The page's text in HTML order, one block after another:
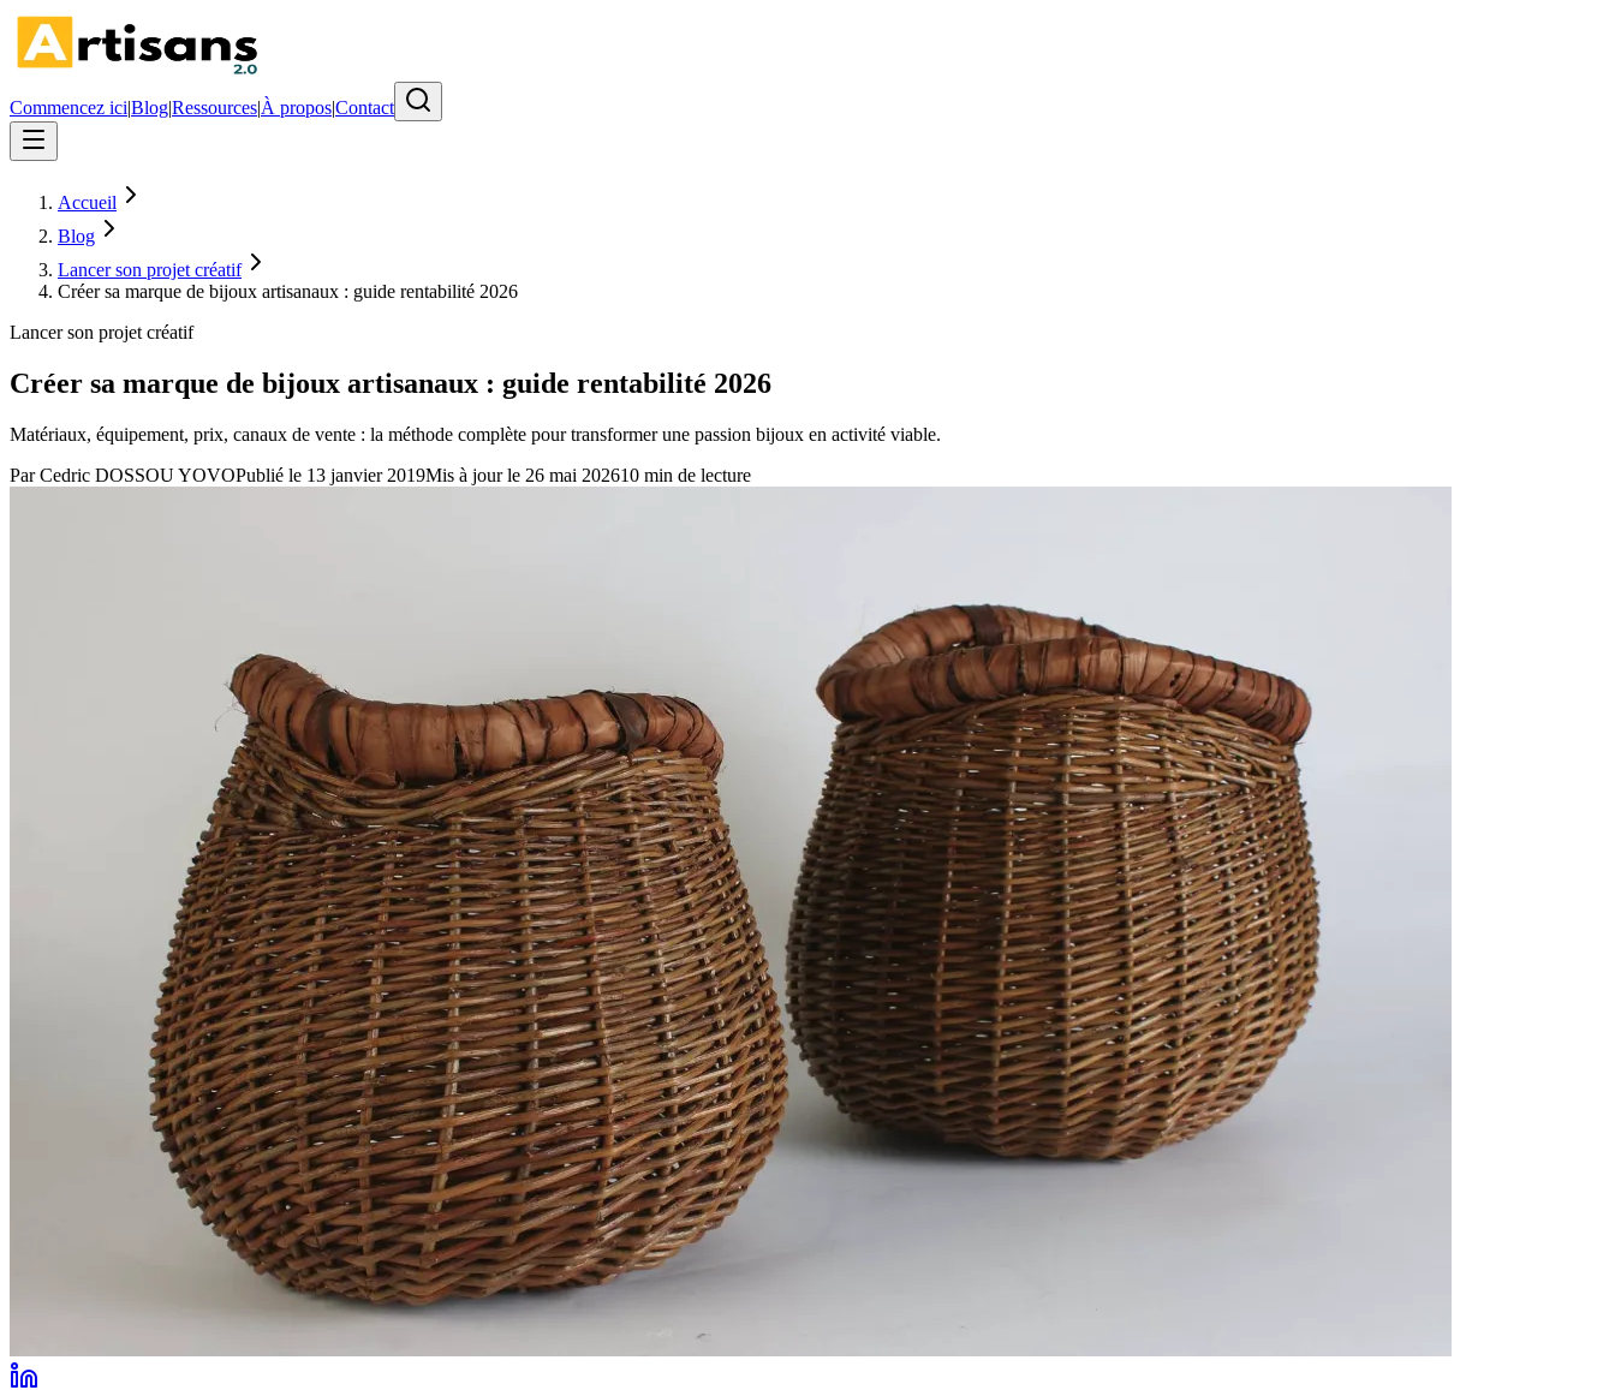
Commencez ici|Blog|Ressources|À propos|Contact
Accueil
Blog
Lancer son projet créatif
Créer sa marque de bijoux artisanaux : guide rentabilité 2026
Lancer son projet créatif
Créer sa marque de bijoux artisanaux : guide rentabilité 2026
Matériaux, équipement, prix, canaux de vente : la méthode complète pour transformer une passion bijoux en activité viable.
ParCedric DOSSOU YOVOPublié le 13 janvier 2019Mis à jour le 26 mai 202610 min de lecture